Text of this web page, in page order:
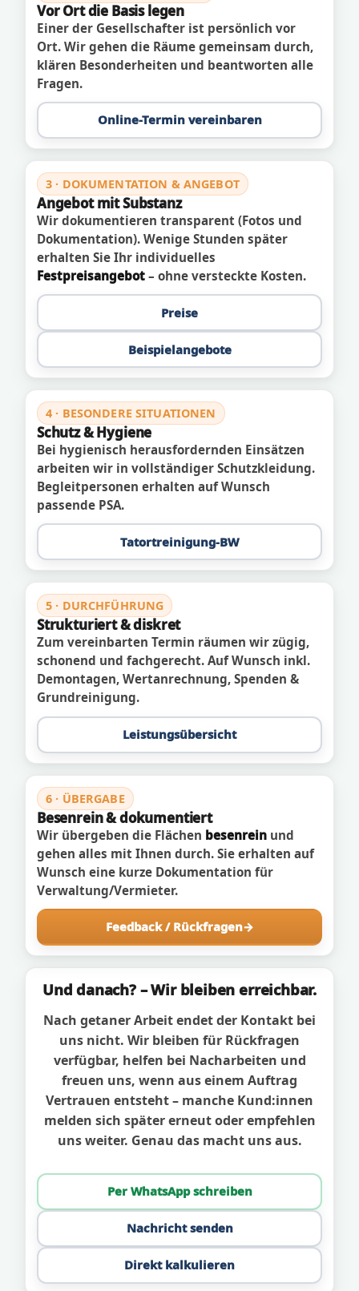
Vor Ort die Basis legen
Einer der Gesellschafter ist persönlich vor
Ort. Wir gehen die Räume gemeinsam durch,
klären Besonderheiten und beantworten alle
Fragen.
Online-Termin vereinbaren
3 · DOKUMENTATION & ANGEBOT
Angebot mit Substanz
Wir dokumentieren transparent (Fotos und
Dokumentation). Wenige Stunden später
erhalten Sie Ihr individuelles
Festpreisangebot – ohne versteckte Kosten.
Preise
Beispielangebote
4 · BESONDERE SITUATIONEN
Schutz & Hygiene
Bei hygienisch herausfordernden Einsätzen
arbeiten wir in vollständiger Schutzkleidung.
Begleitpersonen erhalten auf Wunsch
passende PSA.
Tatortreinigung-BW
5 · DURCHFÜHRUNG
Strukturiert & diskret
Zum vereinbarten Termin räumen wir zügig,
schonend und fachgerecht. Auf Wunsch inkl.
Demontagen, Wertanrechnung, Spenden &
Grundreinigung.
Leistungsübersicht
6 · ÜBERGABE
Besenrein & dokumentiert
Wir übergeben die Flächen besenrein und
gehen alles mit Ihnen durch. Sie erhalten auf
Wunsch eine kurze Dokumentation für
Verwaltung/Vermieter.
Feedback / Rückfragen
Und danach? – Wir bleiben erreichbar.
Nach getaner Arbeit endet der Kontakt bei
uns nicht. Wir bleiben für Rückfragen
verfügbar, helfen bei Nacharbeiten und
freuen uns, wenn aus einem Auftrag
Vertrauen entsteht – manche Kund:innen
melden sich später erneut oder empfehlen
uns weiter. Genau das macht uns aus.
Per WhatsApp schreiben
Nachricht senden
Direkt kalkulieren